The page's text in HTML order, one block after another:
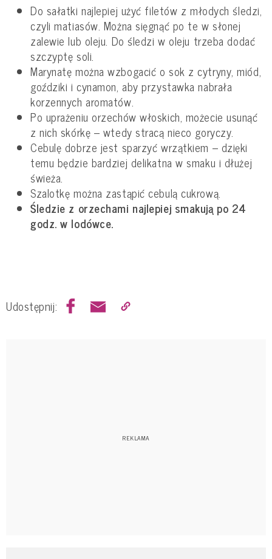
Do sałatki najlepiej użyć filetów z młodych śledzi,
czyli matiasów. Można sięgnąć po te w słonej
zalewie lub oleju. Do śledzi w oleju trzeba dodać
szczyptę soli.
Marynatę można wzbogacić o sok z cytryny, miód,
goździki i cynamon, aby przystawka nabrała
korzennych aromatów.
Po uprażeniu orzechów włoskich, możecie usunąć
z nich skórkę – wtedy stracą nieco goryczy.
Cebulę dobrze jest sparzyć wrzątkiem – dzięki
temu będzie bardziej delikatna w smaku i dłużej
świeża.
Szalotkę można zastąpić cebulą cukrową.
Śledzie z orzechami najlepiej smakują po 24
godz. w lodówce.
Udostępnij: